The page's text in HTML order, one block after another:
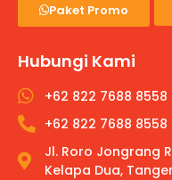
Paket Promo
Hubungi Kami
+62 822 7688 8558
+62 822 7688 8558
Jl. Roro Jongrang
Kelapa Dua,